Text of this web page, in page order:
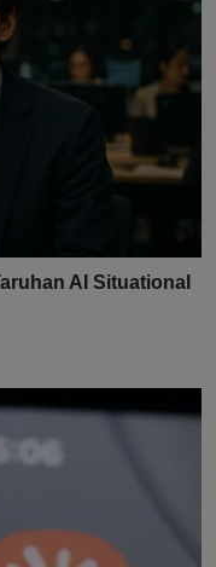
AI Situational